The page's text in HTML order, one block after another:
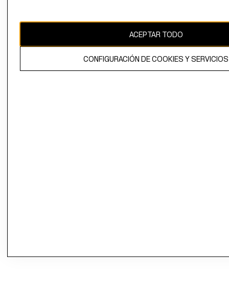
propiedad de H&M Hennes & Mauritz AB.ACEPTAR TODO
CONFIGURACIÓN DE COOKIES Y SERVICIOS